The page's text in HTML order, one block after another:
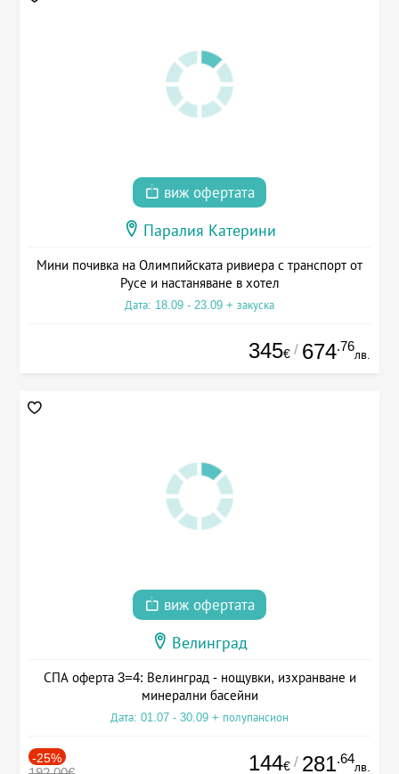
виж офертата
Паралия Катерини
Мини почивка на Олимпийската ривиера с транспорт от
Русе и настаняване в хотел
Дата: 18.09 - 23.09 + закуска
345€ / 674.76
лв.
виж офертата
Велинград
СПА оферта 3=4: Велинград - нощувки, изхранване и
минерални басейни
Дата: 01.07 - 30.09 + полупансион
-25% 144€ / 281.64
лв.